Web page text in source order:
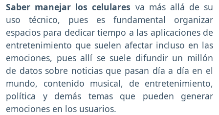
Saber manejar los celulares va más allá de su
uso técnico, pues es fundamental organizar
espacios para dedicar tiempo a las aplicaciones de
entretenimiento que suelen afectar incluso en las
emociones, pues allí se suele difundir un millón
de datos sobre noticias que pasan día a día en el
mundo, contenido musical, de entretenimiento,
política y demás temas que pueden generar
emociones en los usuarios.